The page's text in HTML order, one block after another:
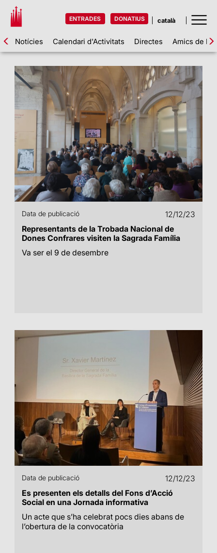
ENTRADES DONATIUS
Notícies Calendari d'Activitats Directes Amics de la
Data de publicació
12/12/23
Representants de la Trobada Nacional de
Dones Confrares visiten la Sagrada Família
Va ser el 9 de desembre
Data de publicació
12/12/23
Es presenten els detalls del Fons d’Acció
Social en una Jornada informativa
Un acte que s’ha celebrat pocs dies abans de
l’obertura de la convocatòria